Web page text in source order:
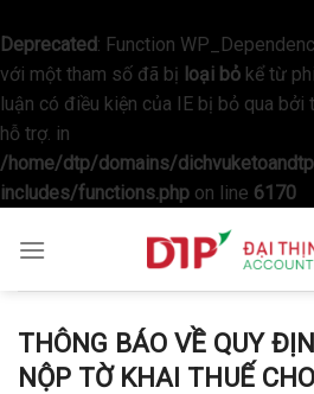
Deprecated: Function
với một tham số đã bị loại bỏ kể từ
luận có điều kiện của IE bị bỏ qua
hỗ trợ. in
/home/dtp/domains/
includes/functions.php on line 6170
THÔNG BÁO VỀ QUY
NỘP TỜ KHAI THUẾ